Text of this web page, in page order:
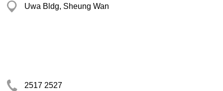
Uwa Bldg, Sheung Wan
2517 2527